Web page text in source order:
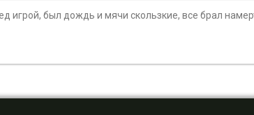
игрой, был дождь и мячи скользкие, все брал